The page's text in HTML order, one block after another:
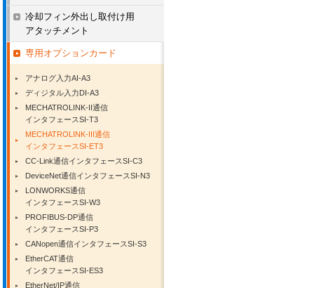
冷却フィン外出し取付け用
アタッチメント
専用オプションカード
アナログ入力AI-A3
ディジタル入力DI-A3
MECHATROLINK-II通信
インタフェースSI-T3
MECHATROLINK-III通信
インタフェースSI-ET3
CC-Link通信インタフェースSI-C3
DeviceNet通信インタフェースSI-N3
LONWORKS通信
インタフェースSI-W3
PROFIBUS-DP通信
インタフェースSI-P3
CANopen通信インタフェースSI-S3
EtherCAT通信
インタフェースSI-ES3
EtherNet/IP通信